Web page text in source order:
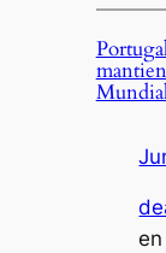
en